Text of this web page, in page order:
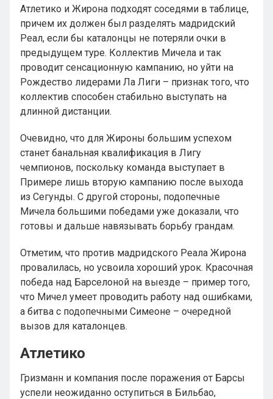
Атлетико и Жирона подходят соседями в таблице,
причем их должен был разделять мадридский
Реал, если бы каталонцы не потеряли очки в
предыдущем туре. Коллектив Мичела и так
проводит сенсационную кампанию, но уйти на
Рождество лидерами Ла Лиги – признак того, что
коллектив способен стабильно выступать на
длинной дистанции.
Очевидно, что для Жироны большим успехом
станет банальная квалификация в Лигу
чемпионов, поскольку команда выступает в
Примере лишь вторую кампанию после выхода
из Сегунды. С другой стороны, подопечные
Мичела большими победами уже доказали, что
готовы и дальше навязывать борьбу грандам.
Отметим, что против мадридского Реала Жирона
провалилась, но усвоила хороший урок. Красочная
победа над Барселоной на выезде – пример того,
что Мичел умеет проводить работу над ошибками,
а битва с подопечными Симеоне – очередной
вызов для каталонцев.
Атлетико
Гризманн и компания после поражения от Барсы
успели неожиданно оступиться в Бильбао,